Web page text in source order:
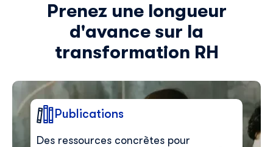
Prenez une longueur
d'avance sur la
transformation RH
Publications
Des ressources concrètes pour